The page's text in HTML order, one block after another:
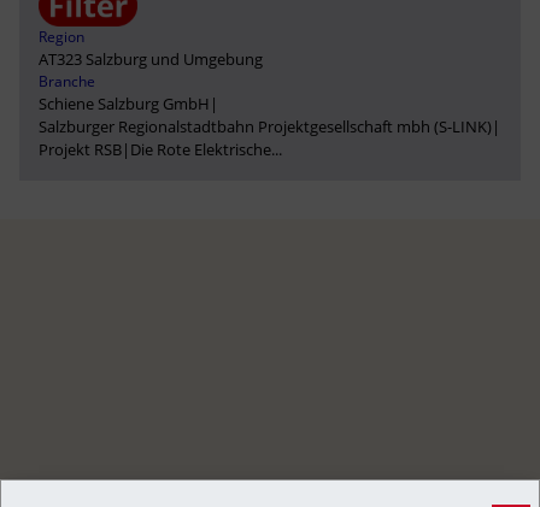
Region
AT323 Salzburg und Umgebung
Branche
Schiene Salzburg GmbH |
Salzburger Regionalstadtbahn Projektgesellschaft mbh (S-LINK) |
Projekt RSB| Die Rote Elektrische...